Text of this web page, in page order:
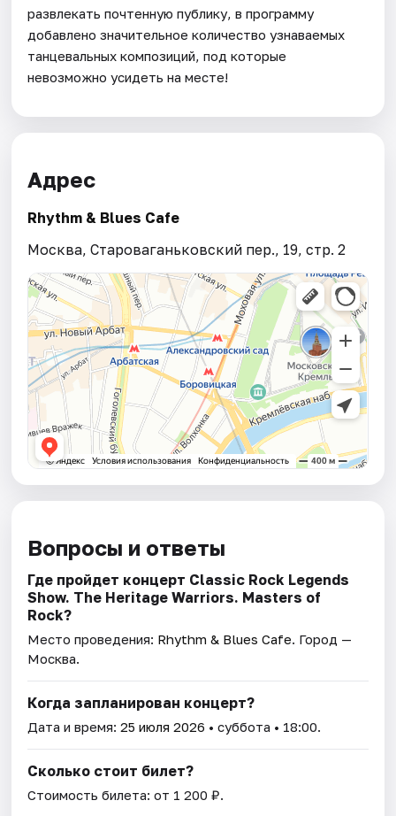
развлекать почтенную публику, в программу
добавлено значительное количество узнаваемых
танцевальных композиций, под которые
невозможно усидеть на месте!
Адрес
Rhythm & Blues Cafe
Москва, Староваганьковский пер., 19, стр. 2
Вопросы и ответы
Где пройдет концерт Classic Rock Legends
Show. The Heritage Warriors. Masters of
Rock?
Место проведения: Rhythm & Blues Cafe. Город —
Москва.
Когда запланирован концерт?
Дата и время:25 июля 2026 • суббота • 18:00.
Сколько стоит билет?
Стоимость билета: от 1 200 ₽.